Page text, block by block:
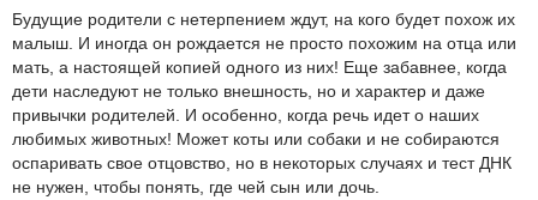
Будущие родители с нетерпением ждут, на кого будет похож их
малыш. И иногда он рождается не просто похожим на отца или
мать, а настоящей копией одного из них! Еще забавнее, когда
дети наследуют не только внешность, но и характер и даже
привычки родителей. И особенно, когда речь идет о наших
любимых животных! Может коты или собаки и не собираются
оспаривать свое отцовство, но в некоторых случаях и тест ДНК
не нужен, чтобы понять, где чей сын или дочь.